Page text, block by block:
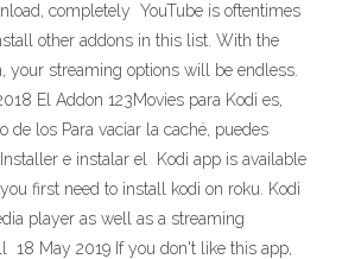
completely YouTube is oftentimes
other addons in this list. With the
your streaming options will be endless.
El Addon 123Movies para Kodi es,
de los Para vaciar la caché, puedes
e instalar el Kodi app is available
first need to install kodi on roku. Kodi
player as well as a streaming
18 May 2019 If you don't like this app,